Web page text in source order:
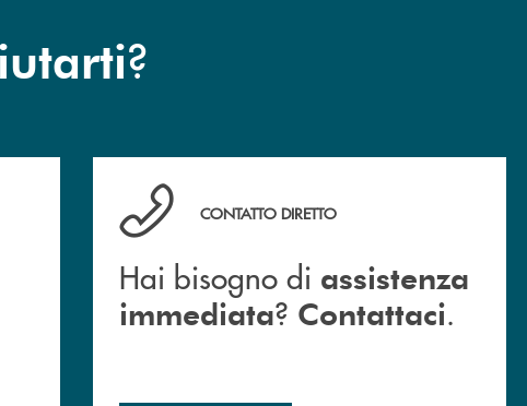
?
Hai bisogno di assistenza immediata ? Contattaci .
CONTATTO DIRETTO
Hai bisogno di assistenza
immediata? Contattaci.